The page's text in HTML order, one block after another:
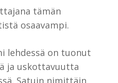
tämän
osaavampi.
lehdessä on tuonut
ja uskottavuutta
Satuin nimittäin